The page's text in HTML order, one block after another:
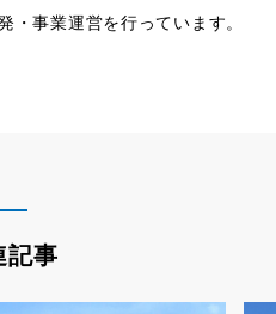
・事業運営を行っています。
記事